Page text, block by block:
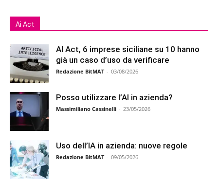
Ai Act
AI Act, 6 imprese siciliane su 10 hanno
già un caso d’uso da verificare
Redazione BitMAT - 03/08/2026
Posso utilizzare l’AI in azienda?
Massimiliano Cassinelli - 23/05/2026
Uso dell’IA in azienda: nuove regole
Redazione BitMAT - 09/05/2026